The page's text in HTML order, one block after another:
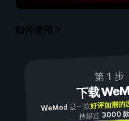
如何使用？
第 1 步
下载
WeMod是一款好评如潮的
持超过3000